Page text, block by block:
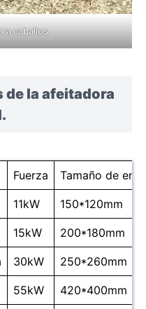
caballos
de la afeitadora
Fuerza Tamaño de
11kW 150*120mm
15kW 200*180mm
30kW 250*260mm
55kW 420*400mm